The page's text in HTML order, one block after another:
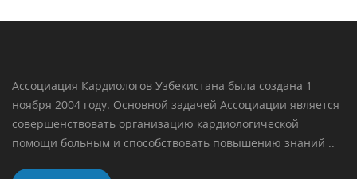
Ассоциация Кардиологов Узбекистана была создана 1
ноября 2004 году. Основной задачей Ассоциации является
совершенствовать организацию кардиологической
помощи больным и способствовать повышению знаний ..